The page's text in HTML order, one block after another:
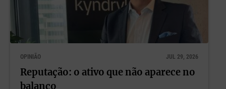
OPINIÃO JUL 29, 2026
Reputação: o ativo que não aparece no
balanço